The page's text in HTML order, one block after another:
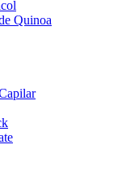
Quinoa